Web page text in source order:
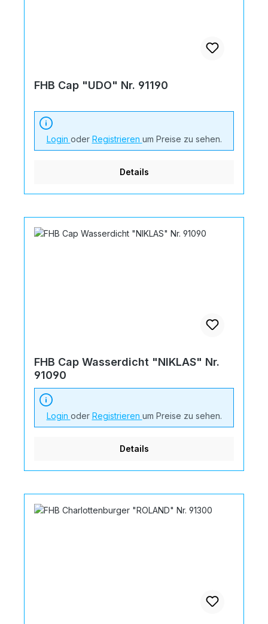
FHB Cap "UDO" Nr. 91190
Login oder Registrieren um Preise zu sehen.
Details
FHB Cap Wasserdicht "NIKLAS" Nr.
91090
Login oder Registrieren um Preise zu sehen.
Details